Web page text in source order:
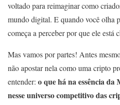
voltado para reimaginar como
mundo digital. E quando você olha
começa a perceber por que ele está
Mas vamos por partes! Antes
não apostar nela como uma cripto
entender: o que há na essência
nesse universo competitivo das